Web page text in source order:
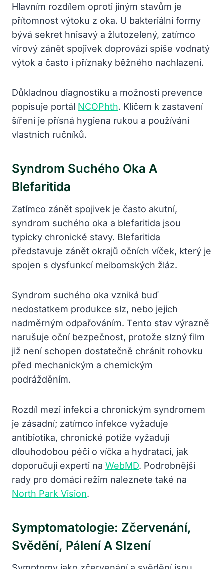
Hlavním rozdílem oproti jiným stavům je
přítomnost výtoku z oka. U bakteriální formy
bývá sekret hnisavý a žlutozelený, zatímco
virový zánět spojivek doprovází spíše vodnatý
výtok a často i příznaky běžného nachlazení.
Důkladnou diagnostiku a možnosti prevence
popisuje portál NCOPhth. Klíčem k zastavení
šíření je přísná hygiena rukou a používání
vlastních ručníků.
Syndrom Suchého Oka A
Blefaritida
Zatímco zánět spojivek je často akutní,
syndrom suchého oka a blefaritida jsou
typicky chronické stavy. Blefaritida
představuje zánět okrajů očních víček, který je
spojen s dysfunkcí meibomských žláz.
Syndrom suchého oka vzniká buď
nedostatkem produkce slz, nebo jejich
nadměrným odpařováním. Tento stav výrazně
narušuje oční bezpečnost, protože slzný film
již není schopen dostatečně chránit rohovku
před mechanickým a chemickým
podrážděním.
Rozdíl mezi infekcí a chronickým syndromem
je zásadní; zatímco infekce vyžaduje
antibiotika, chronické potíže vyžadují
dlouhodobou péči o víčka a hydrataci, jak
doporučují experti na WebMD. Podrobnější
rady pro domácí režim naleznete také na
North Park Vision.
Symptomatologie: Zčervenání,
Svědění, Pálení A Slzení